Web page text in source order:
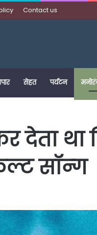
Contact us
सेहत पर्यटन
देता था
सॉन्ग